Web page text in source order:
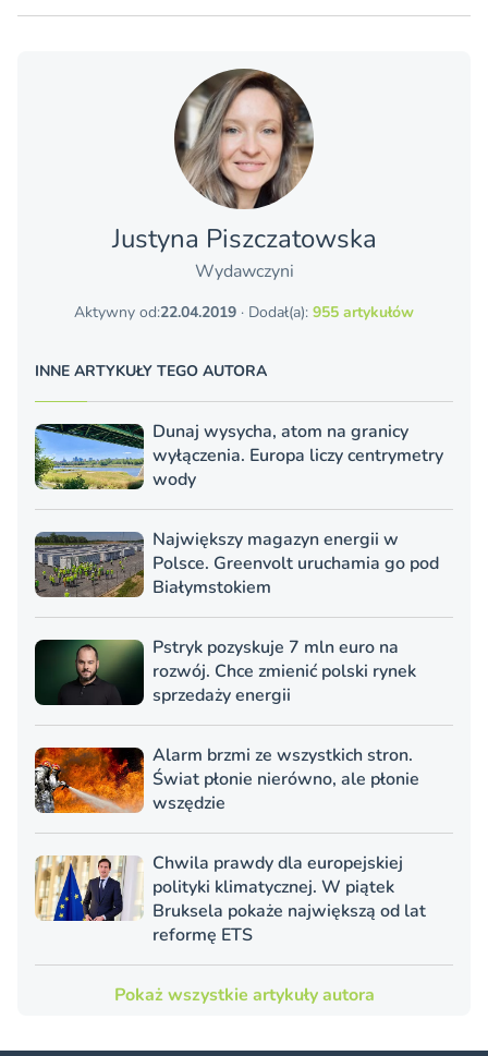
Justyna Piszczatowska
Wydawczyni
Aktywny od:22.04.2019 · Dodał(a): 955 artykułów
INNE ARTYKUŁY TEGO AUTORA
Dunaj wysycha, atom na granicy
wyłączenia. Europa liczy centrymetry
wody
Największy magazyn energii w
Polsce. Greenvolt uruchamia go pod
Białymstokiem
Pstryk pozyskuje 7 mln euro na
rozwój. Chce zmienić polski rynek
sprzedaży energii
Alarm brzmi ze wszystkich stron.
Świat płonie nierówno, ale płonie
wszędzie
Chwila prawdy dla europejskiej
polityki klimatycznej. W piątek
Bruksela pokaże największą od lat
reformę ETS
Pokaż wszystkie artykuły autora